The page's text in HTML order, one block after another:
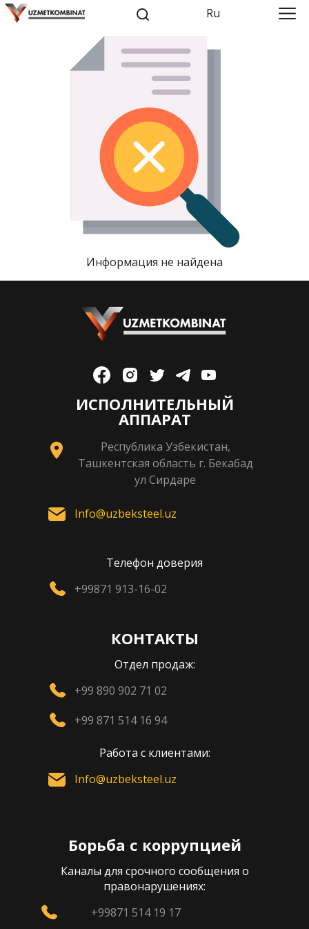
Ru
Информация не найдена
ИСПОЛНИТЕЛЬНЫЙ
АППАРАТ
Республика Узбекистан,
Ташкентская область г. Бекабад
ул Сирдаре
Info@uzbeksteel.uz
Телефон доверия
+99871 913-16-02
КОНТАКТЫ
Отдел продаж:
+99 890 902 71 02
+99 871 514 16 94
Работа с клиентами:
Info@uzbeksteel.uz
Борьба с коррупцией
Каналы для срочного сообщения о
правонарушениях:
+99871 514 19 17